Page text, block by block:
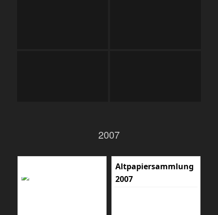
2007
Altpapiersammlung
2007